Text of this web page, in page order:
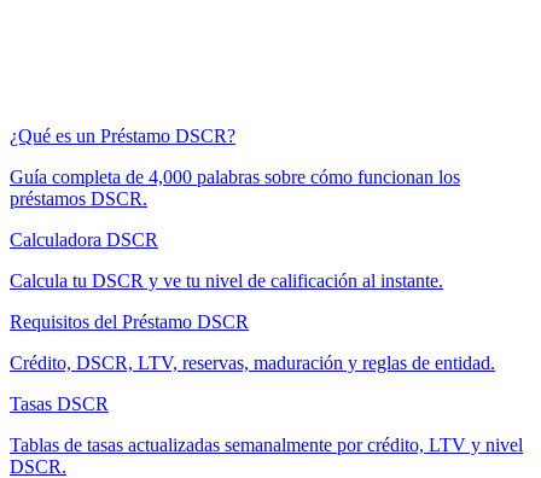
¿Qué es un Préstamo DSCR?
Guía completa de 4,000 palabras sobre cómo funcionan los
préstamos DSCR.
Calculadora DSCR
Calcula tu DSCR y ve tu nivel de calificación al instante.
Requisitos del Préstamo DSCR
Crédito, DSCR, LTV, reservas, maduración y reglas de entidad.
Tasas DSCR
Tablas de tasas actualizadas semanalmente por crédito, LTV y nivel
DSCR.